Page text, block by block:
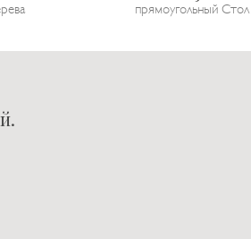
прямоугольный Стол